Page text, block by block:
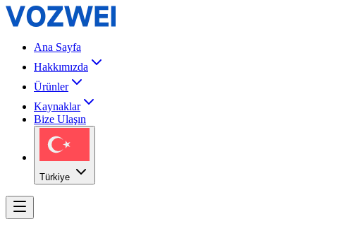
Ana Sayfa
Hakkımızda
Ürünler
Kaynaklar
Bize Ulaşın
Türkiye